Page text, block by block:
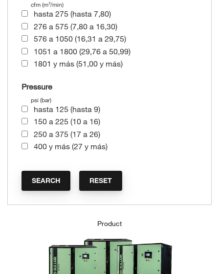
cfm (m³/min)
hasta 275 (hasta 7,80)
276 a 575 (7,80 a 16,30)
576 a 1050 (16,31 a 29,75)
1051 a 1800 (29,76 a 50,99)
1801 y más (51,00 y más)
Pressure
psi (bar)
hasta 125 (hasta 9)
150 a 225 (10 a 16)
250 a 375 (17 a 26)
400 y más (27 y más)
Product